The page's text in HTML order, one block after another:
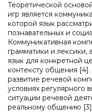
Теоретической
игр является
которой язык
познавательных и
Коммуникативная
грамматики и лексики,
язык для конкретной
контексту общения
развитие речевой
условиях регулярного
ситуации речевой
реальному общению